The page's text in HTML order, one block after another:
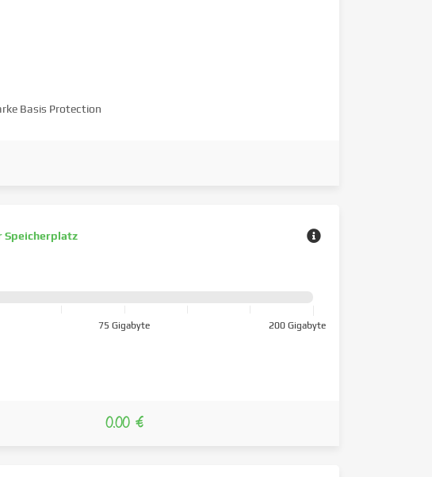
Basis Protection
Speicherplatz
75 Gigabyte 200 Gigabyte
0.00 €